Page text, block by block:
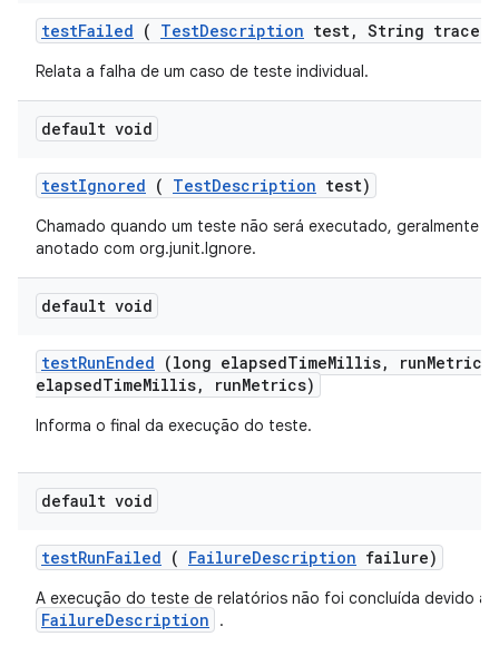
testFailed ( TestDescription test, String trace)
Relata a falha de um caso de teste individual.
default void
testIgnored ( TestDescription test)
Chamado quando um teste não será executado, geralmente
anotado com org.junit.Ignore.
default void
testRunEnded (long elapsedTimeMillis, runMetrics)
elapsedTimeMillis, runMetrics)
Informa o final da execução do teste.
default void
testRunFailed ( FailureDescription failure)
A execução do teste de relatórios não foi concluída devido a
FailureDescription .